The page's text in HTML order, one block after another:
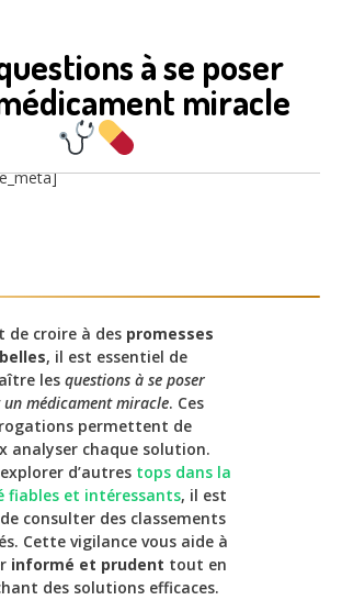
à se poser
miracle
de croire à des promesses
, il est essentiel de
les questions à se poser
médicament miracle. Ces
permettent de
analyser chaque solution.
d’autres tops dans la
fiables et intéressants, il est
consulter des classements
Cette vigilance vous aide à
informé et prudent tout en
des solutions efficaces.